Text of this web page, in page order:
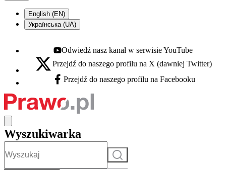
English (EN)
Українська (UA)
Youtube - otwiera się w nowej karcie
Odwiedź nasz kanał w serwisie YouTube
X - otwiera się w nowej karcie
Przejdź do naszego profilu na X (dawniej Twitter)
Facebook - otwiera się w nowej karcie
Przejdź do naszego profilu na Facebooku
Wyszukiwarka
Szukaj